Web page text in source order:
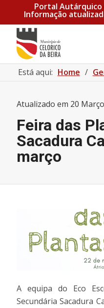
Portal Autárquico
Informação
Está aqui: Home /
Atualizado em 20
Feira das
Sacadura
março
A equipa do Eco
Secundária Sacadura